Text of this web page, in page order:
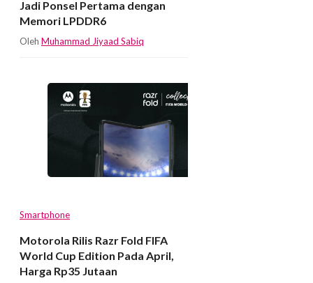
Jadi Ponsel Pertama dengan
Memori LPDDR6
Oleh Muhammad Jiyaad Sabiq
Smartphone
Motorola Rilis Razr Fold FIFA
World Cup Edition Pada April,
Harga Rp35 Jutaan